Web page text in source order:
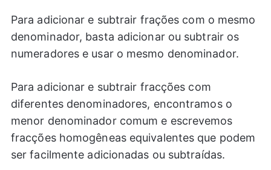
Para adicionar e subtrair frações com o mesmo
denominador, basta adicionar ou subtrair os
numeradores e usar o mesmo denominador.
Para adicionar e subtrair fracções com
diferentes denominadores, encontramos o
menor denominador comum e escrevemos
fracções homogêneas equivalentes que podem
ser facilmente adicionadas ou subtraídas.